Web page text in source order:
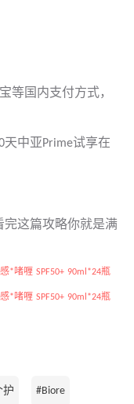
等国内支付方式，
中亚Prime试享在
完这篇攻略你就是满
护 #Biore